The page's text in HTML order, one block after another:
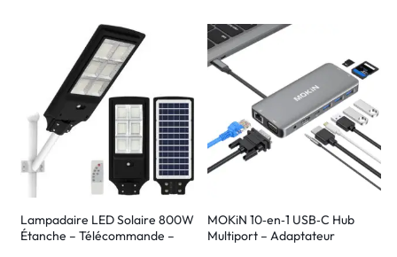
Lampadaire LED Solaire 800W
Étanche – Télécommande –
MOKiN 10‑en‑1 USB‑C Hub
Multiport – Adaptateur